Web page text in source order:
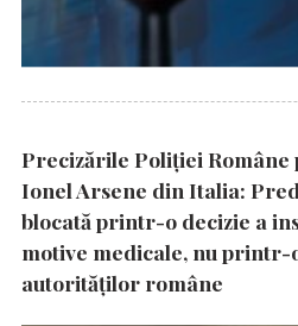
Precizările Poliţiei
Ionel Arsene din Italia:
blocată printr-o decizie a
motive medicale, nu
autorităţilor române